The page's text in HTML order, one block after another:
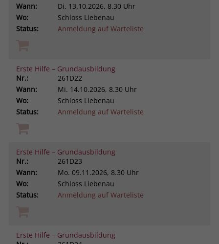
Wann:
Di. 13.10.2026, 8.30 Uhr
Wo:
Schloss Liebenau
Status:
Anmeldung auf Warteliste
Erste Hilfe – Grundausbildung
Nr.:
261D22
Wann:
Mi. 14.10.2026, 8.30 Uhr
Wo:
Schloss Liebenau
Status:
Anmeldung auf Warteliste
Erste Hilfe – Grundausbildung
Nr.:
261D23
Wann:
Mo. 09.11.2026, 8.30 Uhr
Wo:
Schloss Liebenau
Status:
Anmeldung auf Warteliste
Erste Hilfe – Grundausbildung